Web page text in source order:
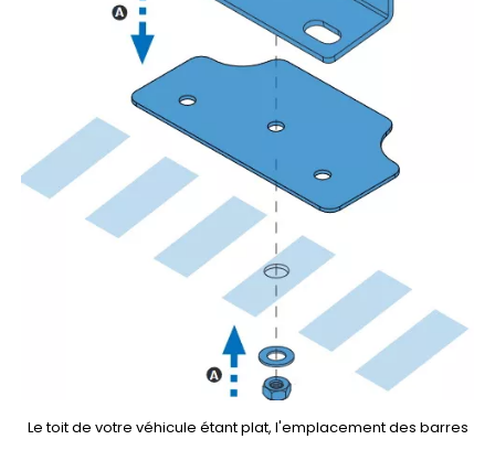
Le toit de votre véhicule étant plat, l'emplacement des barres